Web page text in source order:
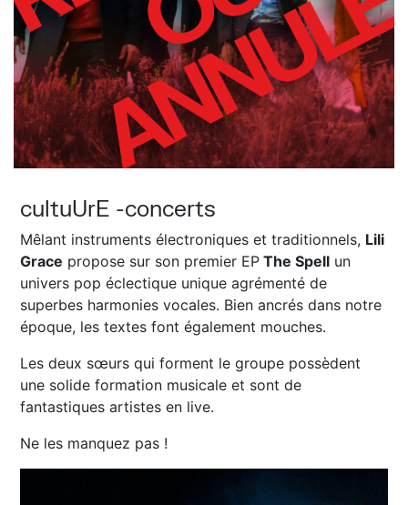
cultuUrE -concerts
Mêlant instruments électroniques et traditionnels, Lili
Grace propose sur son premier EP The Spell un
univers pop éclectique unique agrémenté de
superbes harmonies vocales. Bien ancrés dans notre
époque, les textes font également mouches.
Les deux sœurs qui forment le groupe possèdent
une solide formation musicale et sont de
fantastiques artistes en live.
Ne les manquez pas !